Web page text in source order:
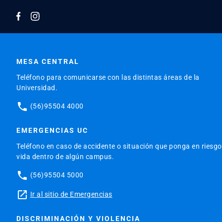
MESA CENTRAL
Teléfono para comunicarse con las distintas áreas de la
Universidad.
phone (56)95504 4000
EMERGENCIAS UC
Teléfono en caso de accidente o situación que ponga en
vida dentro de algún campus.
phone (56)95504 5000
launch Ir al sitio de Emergencias
DISCRIMINACIÓN Y VIOLENCIA